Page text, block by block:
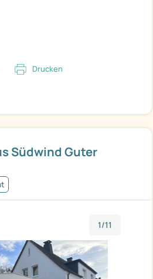
Südwind Guter
1/11
Drucken